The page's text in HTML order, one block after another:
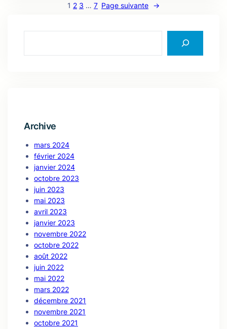
1 2 3 … 7 Page suivante →
S
r
Archive
mars 2024
février 2024
janvier 2024
octobre 2023
juin 2023
mai 2023
avril 2023
janvier 2023
novembre 2022
octobre 2022
août 2022
juin 2022
mai 2022
mars 2022
décembre 2021
novembre 2021
octobre 2021